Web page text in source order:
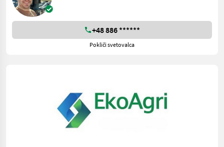
+48 886 ******
Pokliči svetovalca